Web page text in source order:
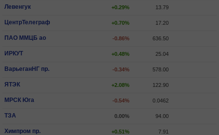
Левенгук +0.29% 13.79
ЦентрТелеграф +0.70% 17.20
ПАО ММЦБ ао -0.86% 636.50
ИРКУТ +0.48% 25.04
ВарьеганHГ пр. -0.34% 578.00
ЯТЭК +2.08% 122.90
МРСК Юга -0.54% 0.0462
ТЗА 0.00% 94.00
Химпром пр. +0.51% 7.91